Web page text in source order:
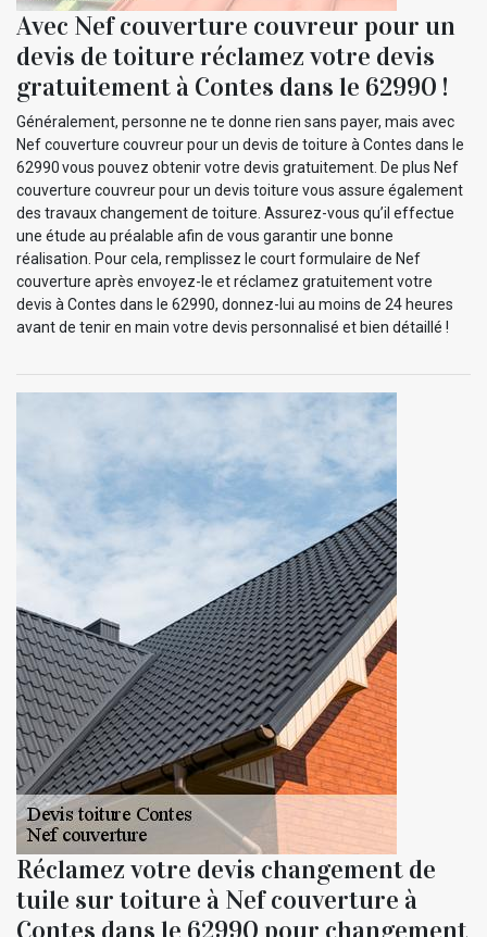
Avec Nef couverture couvreur pour un
devis de toiture réclamez votre devis
gratuitement à Contes dans le 62990 !
Généralement, personne ne te donne rien sans payer, mais avec
Nef couverture couvreur pour un devis de toiture à Contes dans le
62990 vous pouvez obtenir votre devis gratuitement. De plus Nef
couverture couvreur pour un devis toiture vous assure également
des travaux changement de toiture. Assurez-vous qu’il effectue
une étude au préalable afin de vous garantir une bonne
réalisation. Pour cela, remplissez le court formulaire de Nef
couverture après envoyez-le et réclamez gratuitement votre
devis à Contes dans le 62990, donnez-lui au moins de 24 heures
avant de tenir en main votre devis personnalisé et bien détaillé !
Réclamez votre devis changement de
tuile sur toiture à Nef couverture à
Contes dans le 62990 pour changement